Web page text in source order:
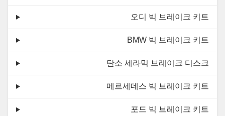
오디 빅 브레이크 키트
BMW 빅 브레이크 키트
탄소 세라믹 브레이크 디스크
메르세데스 빅 브레이크 키트
포드 빅 브레이크 키트